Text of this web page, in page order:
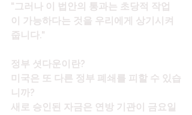
"그러나 이 법안의 통과는 초당적 작업
이 가능하다는 것을 우리에게 상기시켜
줍니다."
정부 셧다운이란?
미국은 또 다른 정부 폐쇄를 피할 수 있습
니까?
새로 승인된 자금은 연방 기관이 금요일